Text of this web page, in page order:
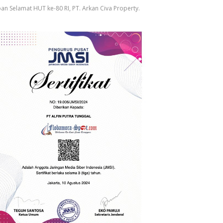
Selamat HUT ke-80 RI, PT. Arkan Civa Property.